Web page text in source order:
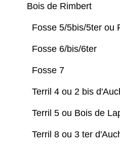
Bois de Rimbert
Fosse 5/5bis/5ter ou
Fosse 6/bis/6ter
Fosse 7
Terril 4 ou 2 bis
Terril 5 ou Bois de
Terril 8 ou 3 ter